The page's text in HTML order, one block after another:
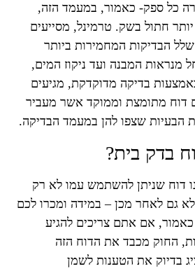
כל ספק- כאמור, במעמד הזה,
חתול בשק. טרמינל, מסייעים
הבדיקות המחמירות ביותר
מנראות המבנה ועד ניקוז המים,
בדיקה מדוקדקת, מגיעים
דוח מתומצת וממוקד אשר מעביר
הבעיות שצפו להן במעמד הבדיקה.
בדק בית?
דוח שניתן להשתמש עמו לא רק
גם לאחר מכן – במידה ומכרו לכם
כאמור, אם אתם צריכים להגיע
החוק מכבד את הדוח הזה
בדיוק את הטענות לשמן